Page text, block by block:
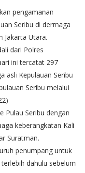
pengamanan
Seribu di dermaga
Jakarta Utara.
dari Polres
ini tercatat 297
asli Kepulauan Seribu
Seribu melalui
Pulau Seribu dengan
keberangkatan Kali
Suratman.
penumpang untuk
dahulu sebelum